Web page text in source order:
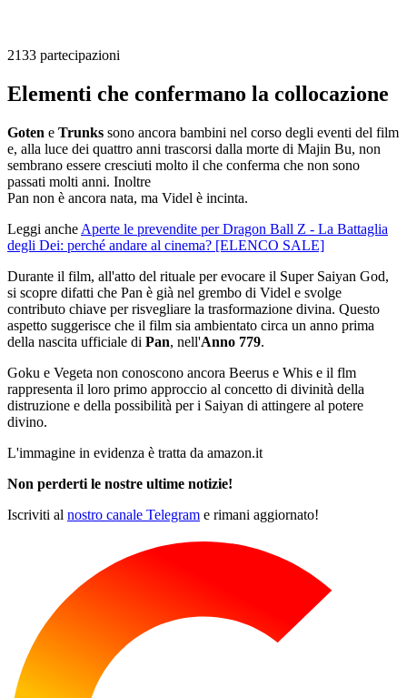
2133 partecipazioni
Elementi che confermano la collocazione
Goten e Trunks sono ancora bambini nel corso degli eventi del film
e, alla luce dei quattro anni trascorsi dalla morte di Majin Bu, non
sembrano essere cresciuti molto il che conferma che non sono
passati molti anni. Inoltre
Pan non è ancora nata, ma Videl è incinta.
Leggi anche Aperte le prevendite per Dragon Ball Z - La Battaglia
degli Dei: perché andare al cinema? [ELENCO SALE]
Durante il film, all'atto del rituale per evocare il Super Saiyan God,
si scopre difatti che Pan è già nel grembo di Videl e svolge
contributo chiave per risvegliare la trasformazione divina. Questo
aspetto suggerisce che il film sia ambientato circa un anno prima
della nascita ufficiale di Pan, nell'Anno 779.
Goku e Vegeta non conoscono ancora Beerus e Whis e il flm
rappresenta il loro primo approccio al concetto di divinità della
distruzione e della possibilità per i Saiyan di attingere al potere
divino.
L'immagine in evidenza è tratta da amazon.it
Non perderti le nostre ultime notizie!
Iscriviti al nostro canale Telegram e rimani aggiornato!